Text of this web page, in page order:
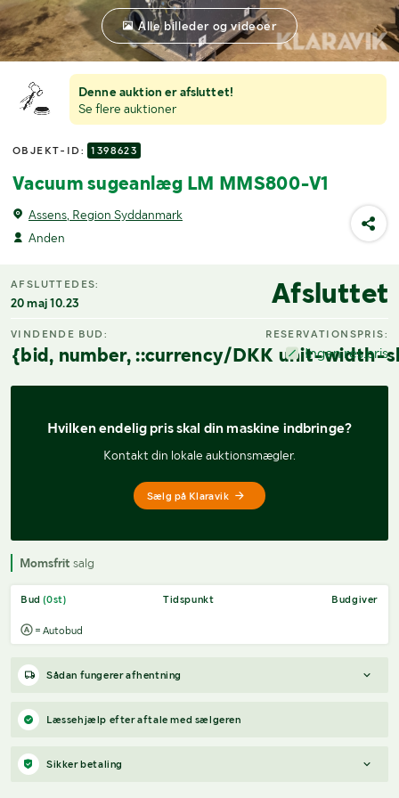
Denne auktion er afsluttet!
Se flere auktioner
OBJEKT-ID: 1398623
Vacuum sugeanlæg LM MMS800-V1
Assens, Region Syddanmark
Anden
Alle billeder og videoer
AFSLUTTEDES:
20 maj 10.23 Afsluttet
VINDENDE BUD:
{bid, number, ::currency/DKK unit-width-
RESERVATIONSPRIS:
Ingen res.pris
Hvilken endelig pris skal din maskine indbringe?
Kontakt din lokale auktionsmægler.
Sælg på Klaravik
Momsfrit salg
Bud (0st) Tidspunkt Budgiver
= Autobud
Sådan fungerer afhentning
Varen forbliver hos sælgeren, indtil køberen har betalt for
varen. Når betalingen er modtaget, får køberen adgang til
sælgers kontaktoplysninger og kan aftale afhentning (inden for
12 dage efter auktionens afslutning).
Læssehjælp efter aftale med sælgeren
Sikker betaling